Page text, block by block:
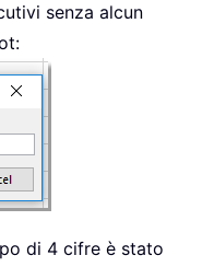
senza alcun
di 4 cifre è stato